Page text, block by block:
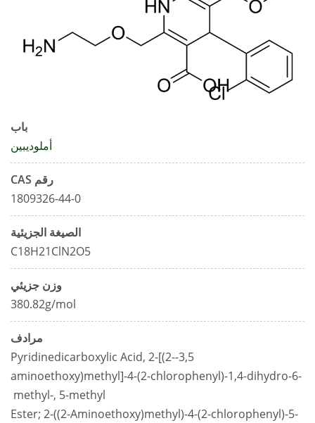
باب
أملوديبين
رقم CAS
1809326-44-0
الصيغة الجزيئية
C18H21ClN2O5
وزن جزيئي
380.82g/mol
مرادف
3,5-Pyridinedicarboxylic Acid, 2-[(2-
aminoethoxy)methyl]-4-(2-chlorophenyl)-1,4-dihydro-6-
methyl-, 5-methyl
Ester; 2-((2-Aminoethoxy)methyl)-4-(2-chlorophenyl)-5-